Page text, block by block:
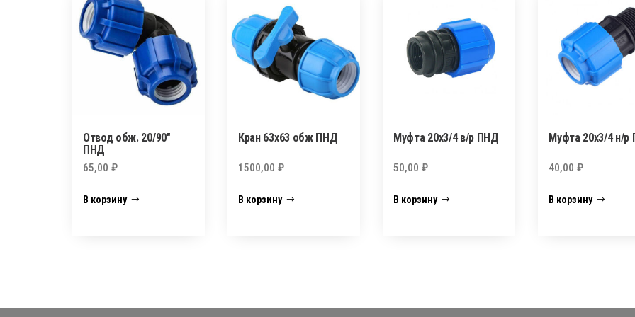
Отвод обж. 20/90″
ПНД
65,00 ₽
В корзину
Кран 63х63 обж ПНД
1500,00₽
В корзину
Муфта 20х3/4 в/р ПНД
50,00₽
В корзину
Муфта 20х3/4 н/
40,00₽
В корзину